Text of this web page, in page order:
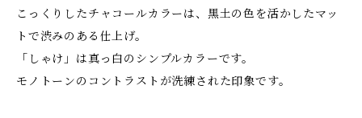
こっくりしたチャコールカラーは、黒土の色を活かしたマッ
トで渋みのある仕上げ。
「しゃけ」は真っ白のシンプルカラーです。
モノトーンのコントラストが洗練された印象です。